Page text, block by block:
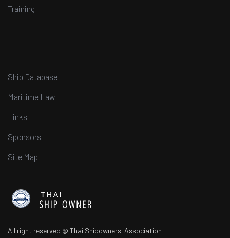
Training
Ship Database
Maritime Law
Links
Sponsors
Site Map
All right reserved @ Thai Shipowners' Association